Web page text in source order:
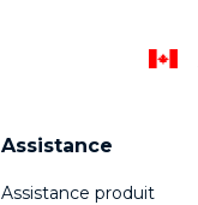
Assistance
Assistance produit